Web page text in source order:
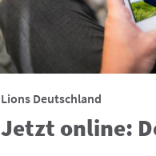
Lions Deutschland
Jetzt online: